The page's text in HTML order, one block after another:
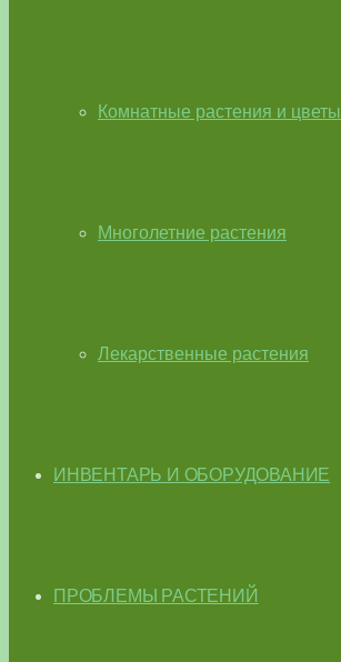
Комнатные растения и цветы
Многолетние растения
Лекарственные растения
ИНВЕНТАРЬ И ОБОРУДОВАНИЕ
ПРОБЛЕМЫ РАСТЕНИЙ